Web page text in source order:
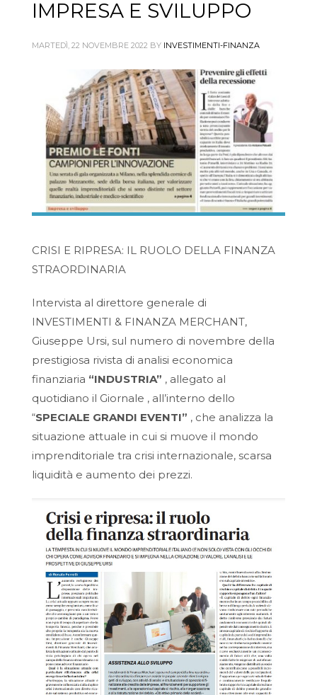
IMPRESA E SVILUPPO
MARTEDÌ, 22 NOVEMBRE 2022 BY INVESTIMENTI-FINANZA
CRISI E RIPRESA: IL RUOLO DELLA FINANZA
STRAORDINARIA
Intervista al direttore generale di
INVESTIMENTI & FINANZA MERCHANT,
Giuseppe Ursi, sul numero di novembre della
prestigiosa rivista di analisi economica
finanziaria “INDUSTRIA” , allegato al
quotidiano il Giornale , all’interno dello
“SPECIALE GRANDI EVENTI” , che analizza la
situazione attuale in cui si muove il mondo
imprenditoriale tra crisi internazionale, scarsa
liquidità e aumento dei prezzi.